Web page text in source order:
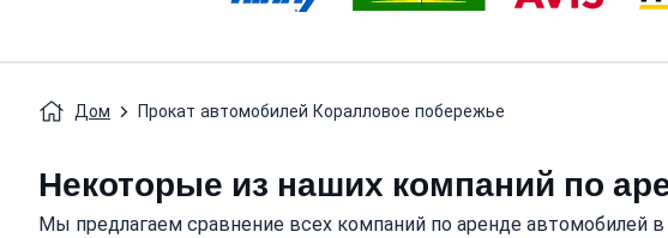
Дом Прокат автомобилей Коралловое побережье
Некоторые из наших компаний по
Мы предлагаем сравнение всех компаний по аренде автомобилей в